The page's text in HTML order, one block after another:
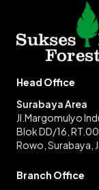
Head Office
Surabaya Area
Jl.Margomulyo
Blok DD/16,
Rowo, Surabaya,
Branch Office